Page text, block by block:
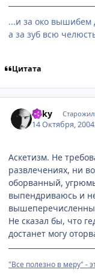
...и за око вышибем
а за зуб всю
Цитата
Loky
14 Октября, 2004
Аскетизм. Не
развлечениях, ни
оборванный,
выпендриваюсь и
Не сказал бы, что
достанет могу
"Все полезно в меру" -